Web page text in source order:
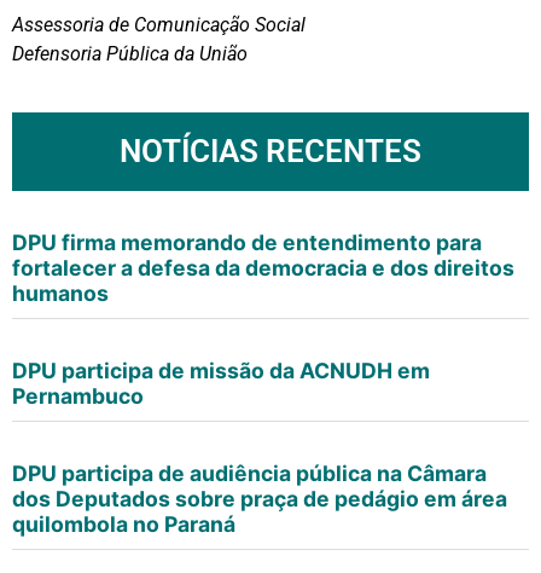
Assessoria de Comunicação Social
Defensoria Pública da União
NOTÍCIAS RECENTES
DPU firma memorando de entendimento para
fortalecer a defesa da democracia e dos direitos
humanos
DPU participa de missão da ACNUDH em
Pernambuco
DPU participa de audiência pública na Câmara
dos Deputados sobre praça de pedágio em área
quilombola no Paraná